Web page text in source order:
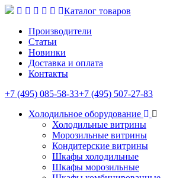
Каталог товаров
Производители
Статьи
Новинки
Доставка и оплата
Контакты
+7 (495) 085-58-33+7 (495) 507-27-83
Холодильное оборудование
Холодильные витрины
Морозильные витрины
Кондитерские витрины
Шкафы холодильные
Шкафы морозильные